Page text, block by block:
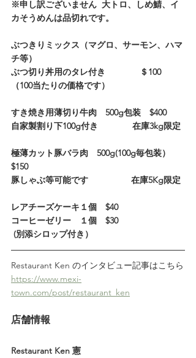
※申し訳ございません  大トロ、しめ鯖、イ
カそうめんは品切れです。
ぶつきりミックス（マグロ、サーモン、ハマ
チ等）
ぶつ切り丼用のタレ付き　　　　＄100
（100当たりの価格です）
すき焼き用薄切り牛肉　500g包装　$400
自家製割り下100g付き　　　　在庫3kg限定
極薄カット豚バラ肉　500g(100g毎包装）
$150
豚しゃぶ等可能です　　　　　在庫5Kg限定
レアチーズケーキ１個　$40
コーヒーゼリー　１個　$30
(別添シロップ付き）
Restaurant Ken のインタビュー記事はこちら
https://www.mexi-
town.com/post/restaurant_ken
店舗情報
Restaurant Ken 憲